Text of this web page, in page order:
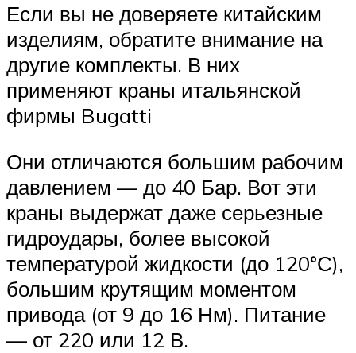
Если вы не доверяете китайским
изделиям, обратите внимание на
другие комплекты. В них
применяют краны итальянской
фирмы Bugatti
Они отличаются большим рабочим
давлением — до 40 Бар. Вот эти
краны выдержат даже серьезные
гидроудары, более высокой
температурой жидкости (до 120°С),
большим крутящим моментом
привода (от 9 до 16 Нм). Питание
— от 220 или 12 В.